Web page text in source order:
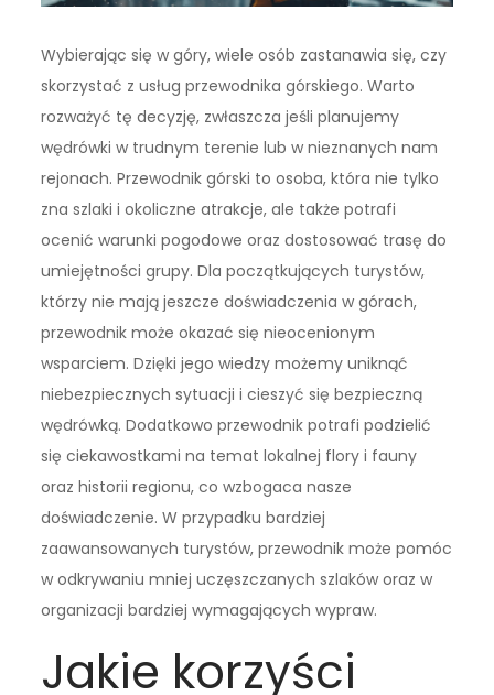
Wybierając się w góry, wiele osób zastanawia się, czy
skorzystać z usług przewodnika górskiego. Warto
rozważyć tę decyzję, zwłaszcza jeśli planujemy
wędrówki w trudnym terenie lub w nieznanych nam
rejonach. Przewodnik górski to osoba, która nie tylko
zna szlaki i okoliczne atrakcje, ale także potrafi
ocenić warunki pogodowe oraz dostosować trasę do
umiejętności grupy. Dla początkujących turystów,
którzy nie mają jeszcze doświadczenia w górach,
przewodnik może okazać się nieocenionym
wsparciem. Dzięki jego wiedzy możemy uniknąć
niebezpiecznych sytuacji i cieszyć się bezpieczną
wędrówką. Dodatkowo przewodnik potrafi podzielić
się ciekawostkami na temat lokalnej flory i fauny
oraz historii regionu, co wzbogaca nasze
doświadczenie. W przypadku bardziej
zaawansowanych turystów, przewodnik może pomóc
w odkrywaniu mniej uczęszczanych szlaków oraz w
organizacji bardziej wymagających wypraw.
Jakie korzyści